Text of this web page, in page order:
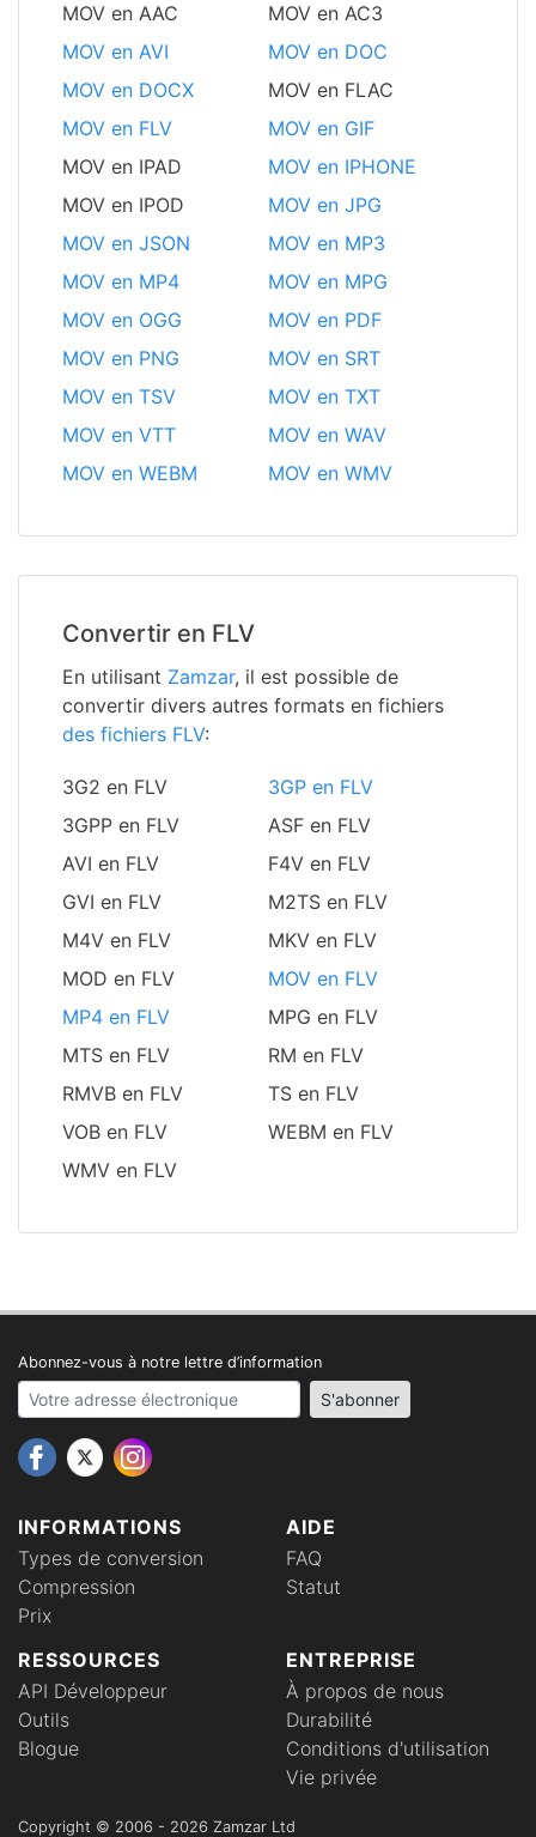
MOV en AAC
MOV en AC3
MOV en AVI
MOV en DOC
MOV en DOCX
MOV en FLAC
MOV en FLV
MOV en GIF
MOV en IPAD
MOV en IPHONE
MOV en IPOD
MOV en JPG
MOV en JSON
MOV en MP3
MOV en MP4
MOV en MPG
MOV en OGG
MOV en PDF
MOV en PNG
MOV en SRT
MOV en TSV
MOV en TXT
MOV en VTT
MOV en WAV
MOV en WEBM
MOV en WMV
Convertir en FLV
En utilisant Zamzar, il est possible de
convertir divers autres formats en fichiers
des fichiers FLV:
3G2 en FLV
3GP en FLV
3GPP en FLV
ASF en FLV
AVI en FLV
F4V en FLV
GVI en FLV
M2TS en FLV
M4V en FLV
MKV en FLV
MOD en FLV
MOV en FLV
MP4 en FLV
MPG en FLV
MTS en FLV
RM en FLV
RMVB en FLV
TS en FLV
VOB en FLV
WEBM en FLV
WMV en FLV
INFORMATIONS
Types de conversion
Compression
Prix
AIDE
FAQ
Statut
RESSOURCES
API Développeur
Outils
Blogue
ENTREPRISE
À propos de nous
Durabilité
Conditions d'utilisation
Vie privée
Abonnez-vous à notre lettre d’information
Your email address S'abonner
Copyright © 2006 - 2026 Zamzar Ltd